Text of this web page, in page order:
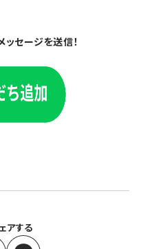
アする
ッセージを送信！